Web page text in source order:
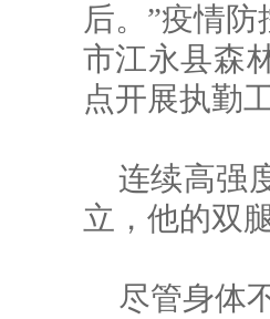
后。”疫情
市江永县森
点开展执勤
连续高强
立，他的双
尽管身体